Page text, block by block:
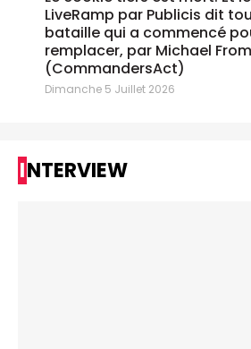
LiveRamp par Publicis dit
bataille qui a commencé
remplacer, par Michael
(CommandersAct)
Dimanche 5 Juillet 2026
INTERVIEW